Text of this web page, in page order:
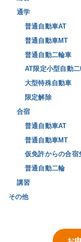
通学
普通自動車AT
普通自動車MT
普通自動二輪車
AT限定小型自動二
大型特殊自動車
限定解除
合宿
普通自動車AT
普通自動車MT
仮免許からの合宿
普通自動二輪
講習
その他